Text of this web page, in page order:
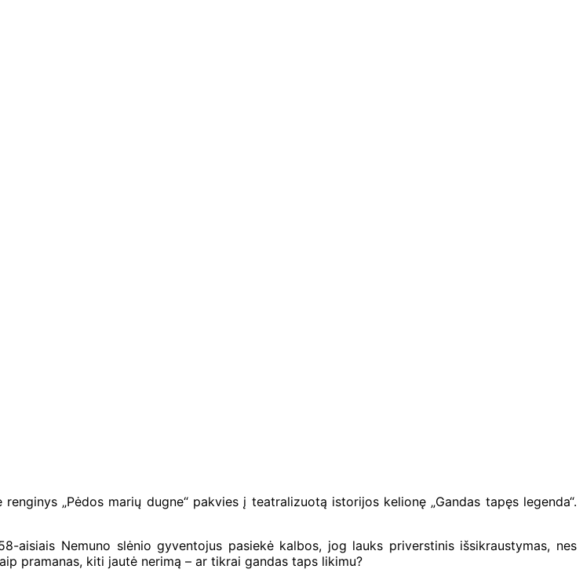
„Pėdos marių dugne“ pakvies į teatralizuotą istorijos kelionę „Gandas tapęs legenda“.
aisiais Nemuno slėnio gyventojus pasiekė kalbos, jog lauks priverstinis išsikraustymas, nes
pramanas, kiti jautė nerimą – ar tikrai gandas taps likimu?